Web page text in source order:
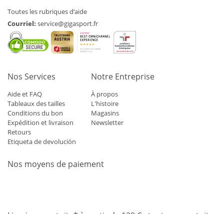
Toutes les rubriques d’aide
Courriel: service@gigasport.fr
Nos Services
Aide et FAQ
Tableaux des tailles
Conditions du bon
Expédition et livraison
Retours
Etiqueta de devolución
Notre Entreprise
À propos
L'histoire
Magasins
Newsletter
Nos moyens de paiement